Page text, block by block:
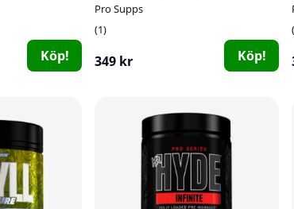
Köp!
Pro Supps
1
349 kr Köp!